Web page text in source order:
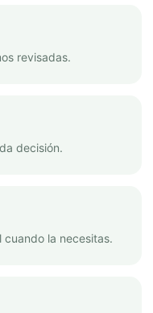
revisadas.
decisión.
cuando la necesitas.